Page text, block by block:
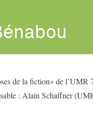
de la fiction» de l’UMR
: Alain Schaffner